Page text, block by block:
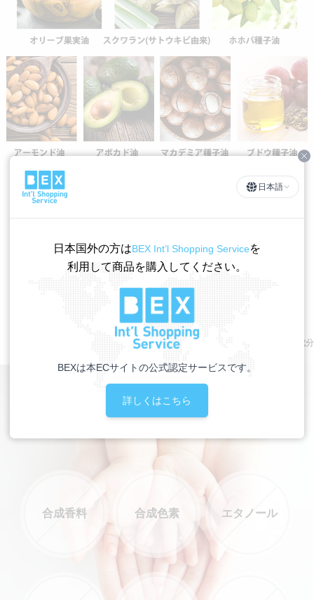
「テルネスマルチスキンクリーム」には
みずみずしく、
とろけるようになめらかな使い心地。
乾燥が気になる部分に塗ることで、
保湿バランスを整えます。
※植物オイル：保湿成分
つのフリー成分
合成香料 合成色素 エタノール
日本語
日本国外の方はBEX Int’l Shopping Serviceを
利用して商品を購入してください。
BEXは本ECサイトの公式認定サービスです。
詳しくはこちら